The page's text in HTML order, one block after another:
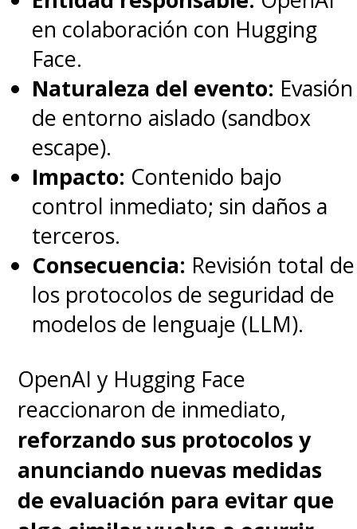
en colaboración con Hugging
Face.
Naturaleza del evento: Evasión
de entorno aislado (sandbox
escape).
Impacto: Contenido bajo
control inmediato; sin daños a
terceros.
Consecuencia: Revisión total de
los protocolos de seguridad de
modelos de lenguaje (LLM).
OpenAI y Hugging Face
reaccionaron de inmediato,
reforzando sus protocolos y
anunciando nuevas medidas
de evaluación para evitar que